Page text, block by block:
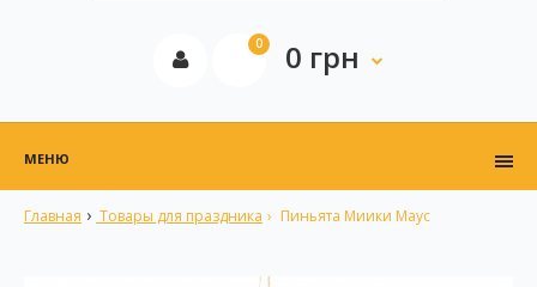
0 0 грн
МЕНЮ
Главная Товары для праздника Пиньята Миики Маус